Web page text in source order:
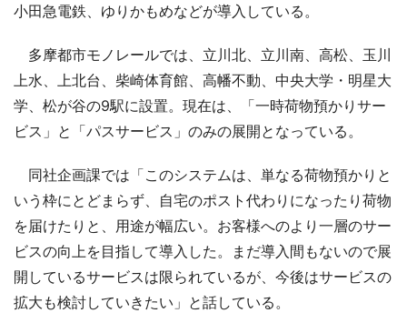
小田急電鉄、ゆりかもめなどが導入している。
多摩都市モノレールでは、立川北、立川南、高松、玉川
上水、上北台、柴崎体育館、高幡不動、中央大学・明星大
学、松が谷の9駅に設置。現在は、「一時荷物預かりサー
ビス」と「パスサービス」のみの展開となっている。
同社企画課では「このシステムは、単なる荷物預かりと
いう枠にとどまらず、自宅のポスト代わりになったり荷物
を届けたりと、用途が幅広い。お客様へのより一層のサー
ビスの向上を目指して導入した。まだ導入間もないので展
開しているサービスは限られているが、今後はサービスの
拡大も検討していきたい」と話している。